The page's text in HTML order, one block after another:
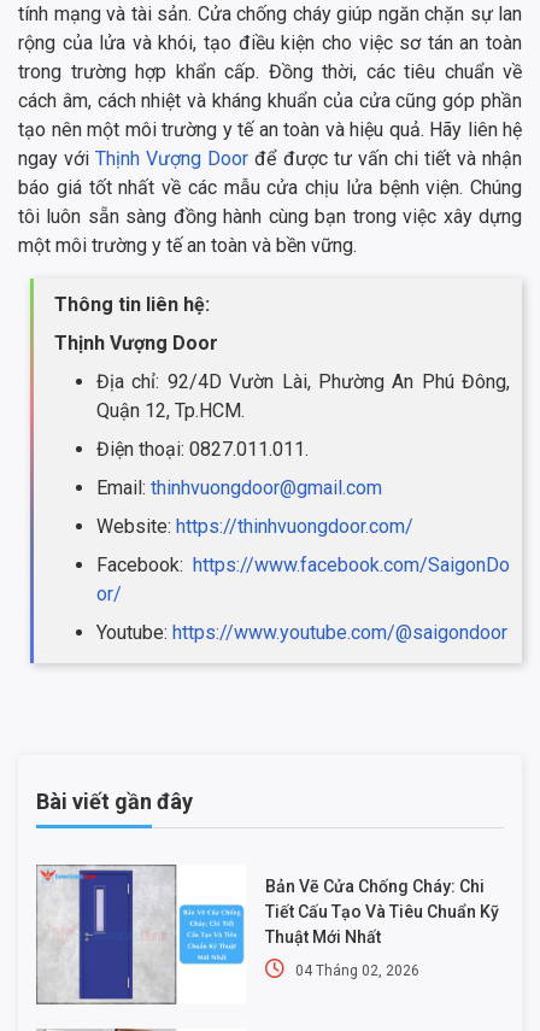
tính mạng và tài sản. Cửa chống cháy giúp ngăn chặn sự lan
rộng của lửa và khói, tạo điều kiện cho việc sơ tán an toàn
trong trường hợp khẩn cấp. Đồng thời, các tiêu chuẩn về
cách âm, cách nhiệt và kháng khuẩn của cửa cũng góp phần
tạo nên một môi trường y tế an toàn và hiệu quả. Hãy liên hệ
ngay vớiThịnh Vượng Door để được tư vấn chi tiết và nhận
báo giá tốt nhất về các mẫu cửa chịu lửa bệnh viện. Chúng
tôi luôn sẵn sàng đồng hành cùng bạn trong việc xây dựng
một môi trường y tế an toàn và bền vững.
Thông tin liên hệ:
Thịnh Vượng Door
Địa chỉ: 92/4D Vườn Lài, Phường An Phú Đông,
Quận 12, Tp.HCM.
Điện thoại: 0827.011.011.
Email: thinhvuongdoor@gmail.com
Website: https://thinhvuongdoor.com/
Facebook: https://www.facebook.com/SaigonDo
or/
Youtube: https://www.youtube.com/@saigondoor
Bài viết gần đây
Bản Vẽ Cửa Chống Cháy: Chi
Tiết Cấu Tạo Và Tiêu Chuẩn Kỹ
Thuật Mới Nhất
04 Tháng 02, 2026